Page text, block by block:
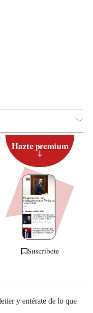
Hazte premium
Suscríbete
y entérate de lo que